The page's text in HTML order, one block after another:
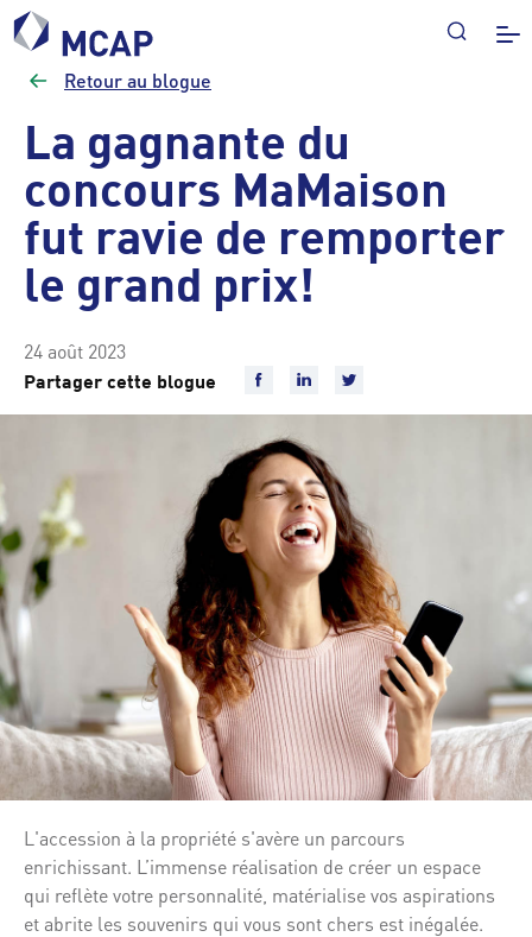
Retour au blogue
La gagnante du
concours MaMaison
fut ravie de remporter
le grand prix!
24 août 2023
Partager cette blogue
L'accession à la propriété s'avère un parcours
enrichissant. L’immense réalisation de créer un espace
qui reflète votre personnalité, matérialise vos aspirations
et abrite les souvenirs qui vous sont chers est inégalée.